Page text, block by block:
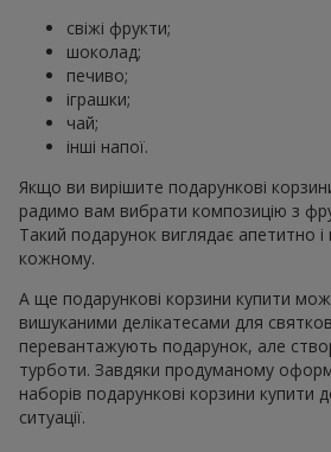
свіжі фрукти;
шоколад;
печиво;
іграшки;
чай;
інші напої.
Якщо ви вирішите подарункові
радимо вам вибрати композицію з
Такий подарунок виглядає апетитно
кожному.
А ще подарункові корзини купити
вишуканими делікатесами для
перевантажують подарунок, але
турботи. Завдяки продуманому
наборів подарункові корзини купити
ситуації.